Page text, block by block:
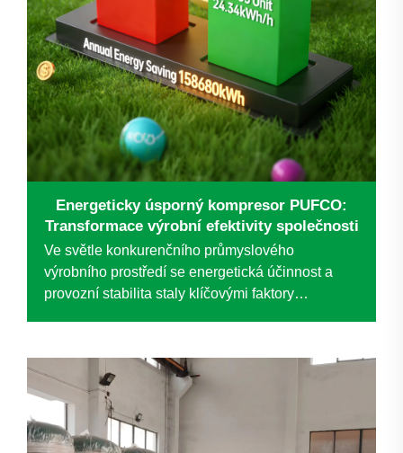
Energeticky úsporný kompresor PUFCO:
Transformace výrobní efektivity společnosti
Ve světle konkurenčního průmyslového
výrobního prostředí se energetická účinnost a
provozní stabilita staly klíčovými faktory
problémům spojeným se zastaralým systémem
stlačeného vzduchu...